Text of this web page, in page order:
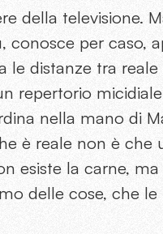
della televisione.
per caso,
distanze tra
repertorio
nella mano di
è reale non è che
esiste la carne,
delle cose, che